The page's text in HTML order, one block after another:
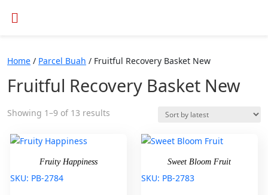
Home / Parcel Buah / Fruitful Recovery Basket New
Fruitful Recovery Basket New
Showing 1–9 of 13 results
Fruity Happiness
SKU: PB-2784
Sweet Bloom Fruit
SKU: PB-2783